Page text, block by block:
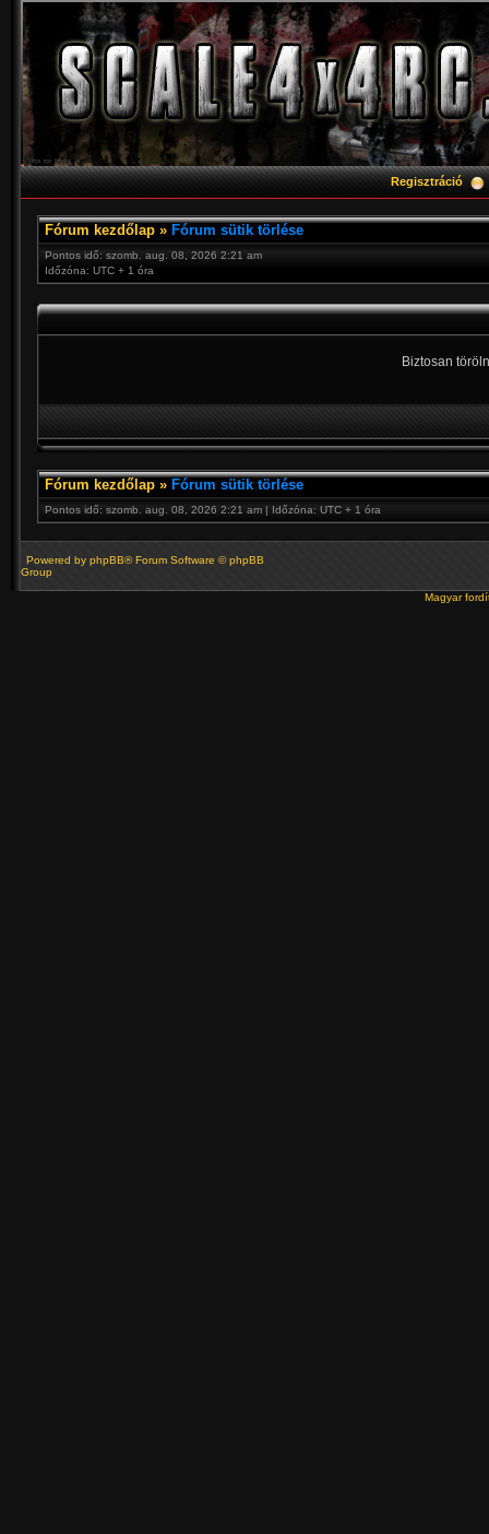
Regisztráció
Fórum kezdőlap » Fórum sütik törlése
Pontos idő: szomb. aug. 08, 2026 2:21 am
Időzóna: UTC + 1 óra
Biztosan
Fórum kezdőlap » Fórum sütik törlése
Pontos idő: szomb. aug. 08, 2026 2:21 am | Időzóna: UTC + 1 óra
Powered by phpBB® Forum Software © phpBB
Group
Magyar